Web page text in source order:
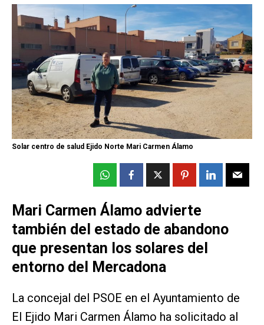
Solar centro de salud Ejido Norte Mari Carmen Álamo
Mari Carmen Álamo advierte
también del estado de abandono
que presentan los solares del
entorno del Mercadona
La concejal del PSOE en el Ayuntamiento de
El Ejido Mari Carmen Álamo ha solicitado al